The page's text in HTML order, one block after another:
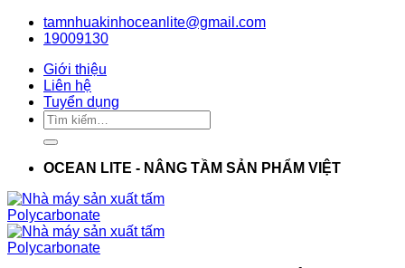
qua
dung
tamnhuakinhoceanlite@gmail.com
19009130
Giới thiệu
Liên hệ
Tuyển dụng
Tìm
kiếm:
OCEAN LITE - NÂNG TẦM SẢN PHẨM VIỆT